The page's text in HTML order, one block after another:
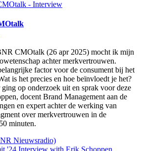
CMOtalk (26 apr 2025) mocht ik mijn
achter merkvertrouwen.
factor voor de consument bij het
is het precies en hoe beïnvloedt je het?
op onderzoek uit en sprak voor deze
docent Brand Management aan de
en expert achter de werking van
over merkvertrouwen in de
minuten.
Nieuwsradio)